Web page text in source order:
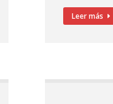
Leer más